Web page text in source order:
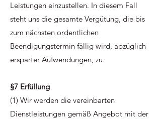
Leistungen einzustellen. In diesem Fall
steht uns die gesamte Vergütung, die bis
zum nächsten ordentlichen
Beendigungstermin fällig wird, abzüglich
ersparter Aufwendungen, zu.
§7 Erfüllung
(1) Wir werden die vereinbarten
Dienstleistungen gemäß Angebot mit der